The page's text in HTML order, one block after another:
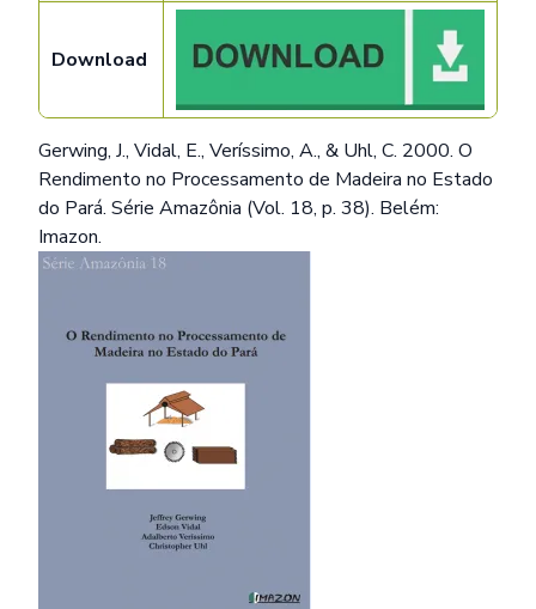
Download
Gerwing, J., Vidal, E., Veríssimo, A., & Uhl, C. 2000. O
Rendimento no Processamento de Madeira no Estado
do Pará. Série Amazônia (Vol. 18, p. 38). Belém:
Imazon.